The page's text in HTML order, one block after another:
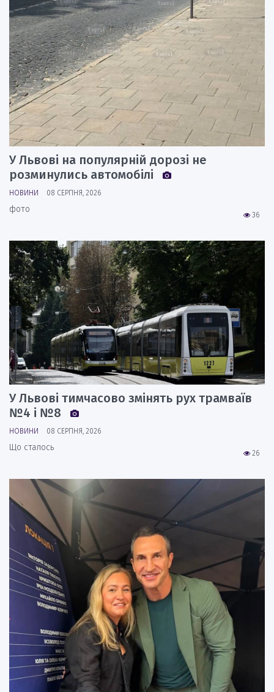
У Львові на популярній дорозі не
розминулись автомобілі
НОВИНИ 08 СЕРПНЯ, 2026
36
фото
У Львові тимчасово змінять рух трамваїв
№4 і №8
НОВИНИ 08 СЕРПНЯ, 2026
26
Що сталось